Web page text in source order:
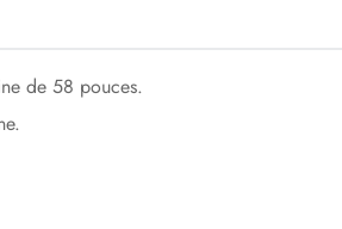
de 58 pouces.